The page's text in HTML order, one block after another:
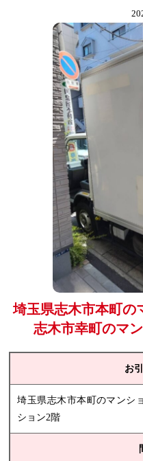
埼玉県志木市本町の
志木市幸町のマ
お
埼玉県志木市本町のマンシ
ション2階